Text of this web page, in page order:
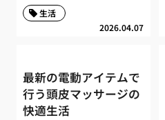
2026.04.07
生活
最新の電動アイテムで
行う頭皮マッサージの
快適生活